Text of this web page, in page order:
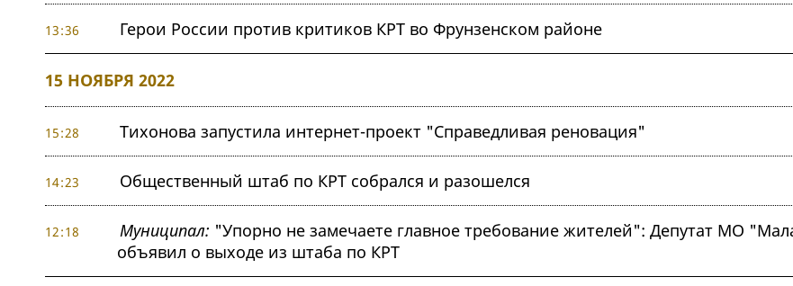
13:36 Герои России против критиков КРТ во Фрунзенском районе
15 НОЯБРЯ 2022
15:28 Тихонова запустила интернет-проект "Справедливая реновация"
14:23 Общественный штаб по КРТ собрался и разошелся
12:18 Муниципал: "Упорно не замечаете главное требование жителей": Депутат МО
объявил о выходе из штаба по КРТ